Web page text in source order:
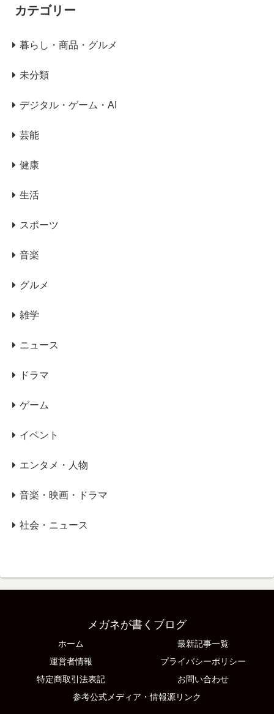
カテゴリー
暮らし・商品・グルメ
未分類
デジタル・ゲーム・AI
芸能
健康
生活
スポーツ
音楽
グルメ
雑学
ニュース
ドラマ
ゲーム
イベント
エンタメ・人物
音楽・映画・ドラマ
社会・ニュース
メガネが書くブログ
ホーム
最新記事一覧
運営者情報
プライバシーポリシー
特定商取引法表記
お問い合わせ
参考公式メディア・情報源リンク